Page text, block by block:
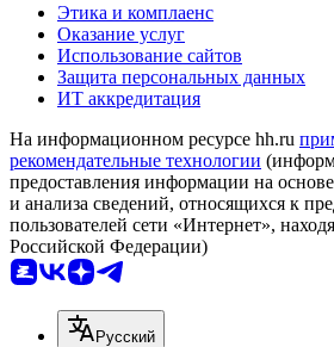
Этика и комплаенс
Оказание услуг
Использование сайтов
Защита персональных данных
ИТ аккредитация
На информационном ресурсе hh.ru
рекомендательные технологии
предоставления информации на
и анализа сведений, относящихся к
пользователей сети «Интернет»,
Российской Федерации)
Русский